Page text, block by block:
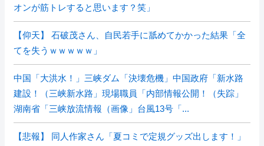
オンが筋トレすると思います？笑」
【仰天】 石破茂さん、自民若手に舐めてかかった結果「全
てを失うｗｗｗｗｗ」
中国「大洪水！」三峡ダム「決壊危機」中国政府「新水路
建設！（三峡新水路」現場職員「内部情報公開！（失踪」
湖南省「三峡放流情報（画像」台風13号「...
【悲報】 同人作家さん「夏コミで定規グッズ出します！」